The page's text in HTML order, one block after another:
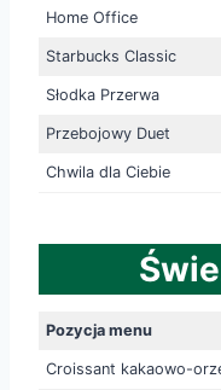
Home Office
Starbucks Classic
Słodka Przerwa
Przebojowy Duet
Chwila dla Ciebie
Pozycja menu
Croissant kakaowo-